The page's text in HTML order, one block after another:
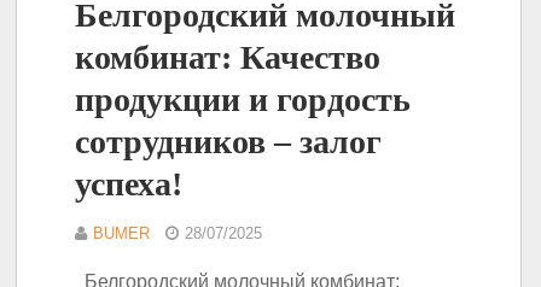
Белгородский молочный
комбинат: Качество
продукции и гордость
сотрудников – залог
успеха!
BUMER 28/07/2025
Белгородский молочный комбинат: